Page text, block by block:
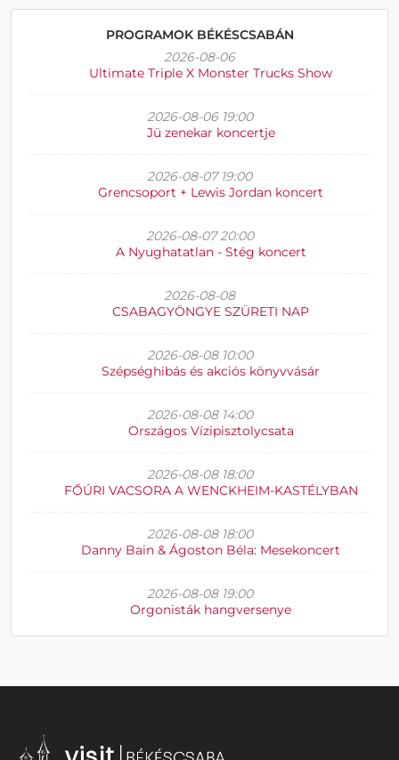
PROGRAMOK BÉKÉSCSABÁN
2026-08-06
Ultimate Triple X Monster Trucks Show
2026-08-06 19:00
Jü zenekar koncertje
2026-08-07 19:00
Grencsoport + Lewis Jordan koncert
2026-08-07 20:00
A Nyughatatlan - Stég koncert
2026-08-08
CSABAGYÖNGYE SZÜRETI NAP
2026-08-08 10:00
Szépséghibás és akciós könyvvásár
2026-08-08 14:00
Országos Vízipisztolycsata
2026-08-08 18:00
FŐÚRI VACSORA A WENCKHEIM-KASTÉLYBAN
2026-08-08 18:00
Danny Bain & Ágoston Béla: Mesekoncert
2026-08-08 19:00
Orgonisták hangversenye